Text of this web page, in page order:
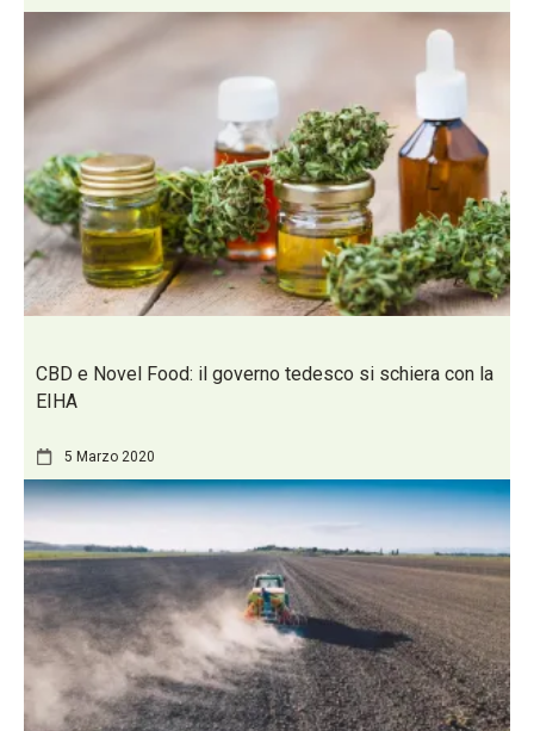
CBD e Novel Food: il governo tedesco si schiera con la
EIHA
5 Marzo 2020